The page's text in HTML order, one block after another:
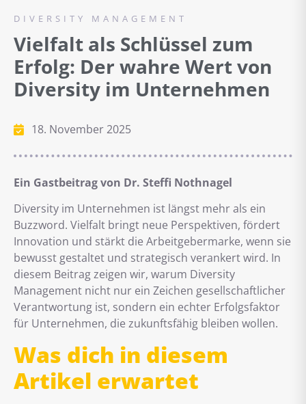
DIVERSITY MANAGEMENT
Vielfalt als Schlüssel zum
Erfolg: Der wahre Wert von
Diversity im Unternehmen
18. November 2025
Ein Gastbeitrag von Dr. Steffi Nothnagel
Diversity im Unternehmen ist längst mehr als ein
Buzzword. Vielfalt bringt neue Perspektiven, fördert
Innovation und stärkt die Arbeitgebermarke, wenn sie
bewusst gestaltet und strategisch verankert wird. In
diesem Beitrag zeigen wir, warum Diversity
Management nicht nur ein Zeichen gesellschaftlicher
Verantwortung ist, sondern ein echter Erfolgsfaktor
für Unternehmen, die zukunftsfähig bleiben wollen.
Was dich in diesem
Artikel erwartet